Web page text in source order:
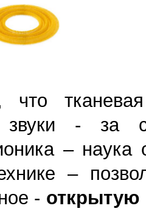
звуки - за
– наука
–
- открытую